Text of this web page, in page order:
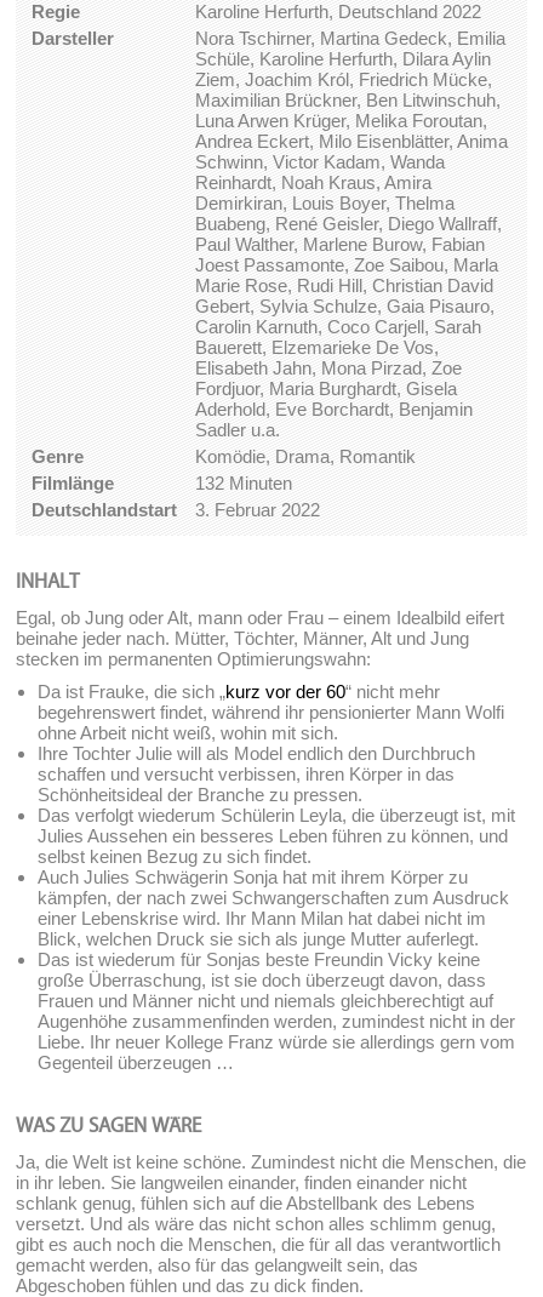
Regie
Karoline Herfurth, Deutschland 2022
Darsteller
Nora Tschirner, Martina Gedeck, Emilia
Schüle, Karoline Herfurth, Dilara Aylin
Ziem, Joachim Król, Friedrich Mücke,
Maximilian Brückner, Ben Litwinschuh,
Luna Arwen Krüger, Melika Foroutan,
Andrea Eckert, Milo Eisenblätter, Anima
Schwinn, Victor Kadam, Wanda
Reinhardt, Noah Kraus, Amira
Demirkiran, Louis Boyer, Thelma
Buabeng, René Geisler, Diego Wallraff,
Paul Walther, Marlene Burow, Fabian
Joest Passamonte, Zoe Saibou, Marla
Marie Rose, Rudi Hill, Christian David
Gebert, Sylvia Schulze, Gaia Pisauro,
Carolin Karnuth, Coco Carjell, Sarah
Bauerett, Elzemarieke De Vos,
Elisabeth Jahn, Mona Pirzad, Zoe
Fordjuor, Maria Burghardt, Gisela
Aderhold, Eve Borchardt, Benjamin
Sadler u.a.
Genre
Komödie, Drama, Romantik
Filmlänge
132 Minuten
Deutschlandstart
3. Februar 2022
INHALT
Egal, ob Jung oder Alt, mann oder Frau – einem Idealbild eifert
beinahe jeder nach. Mütter, Töchter, Männer, Alt und Jung
stecken im permanenten Optimierungswahn:
Da ist Frauke, die sich „kurz vor der 60“ nicht mehr
begehrenswert findet, während ihr pensionierter Mann Wolfi
ohne Arbeit nicht weiß, wohin mit sich.
Ihre Tochter Julie will als Model endlich den Durchbruch
schaffen und versucht verbissen, ihren Körper in das
Schönheitsideal der Branche zu pressen.
Das verfolgt wiederum Schülerin Leyla, die überzeugt ist, mit
Julies Aussehen ein besseres Leben führen zu können, und
selbst keinen Bezug zu sich findet.
Auch Julies Schwägerin Sonja hat mit ihrem Körper zu
kämpfen, der nach zwei Schwangerschaften zum Ausdruck
einer Lebenskrise wird. Ihr Mann Milan hat dabei nicht im
Blick, welchen Druck sie sich als junge Mutter auferlegt.
Das ist wiederum für Sonjas beste Freundin Vicky keine
große Überraschung, ist sie doch überzeugt davon, dass
Frauen und Männer nicht und niemals gleichberechtigt auf
Augenhöhe zusammenfinden werden, zumindest nicht in der
Liebe. Ihr neuer Kollege Franz würde sie allerdings gern vom
Gegenteil überzeugen …
WAS ZU SAGEN WÄRE
Ja, die Welt ist keine schöne. Zumindest nicht die Menschen, die
in ihr leben. Sie langweilen einander, finden einander nicht
schlank genug, fühlen sich auf die Abstellbank des Lebens
versetzt. Und als wäre das nicht schon alles schlimm genug,
gibt es auch noch die Menschen, die für all das verantwortlich
gemacht werden, also für das gelangweilt sein, das
Abgeschoben fühlen und das zu dick finden.